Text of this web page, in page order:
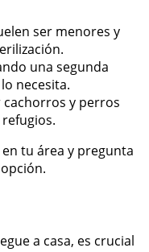
ser menores y
una segunda
necesita.
y perros
tu área y pregunta
a casa, es crucial